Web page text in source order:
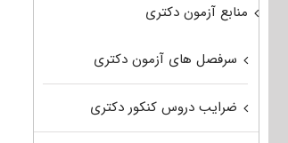
منابع آزمون دکتری
سرفصل های آزمون دکتری
ضرایب دروس کنکور دکتری